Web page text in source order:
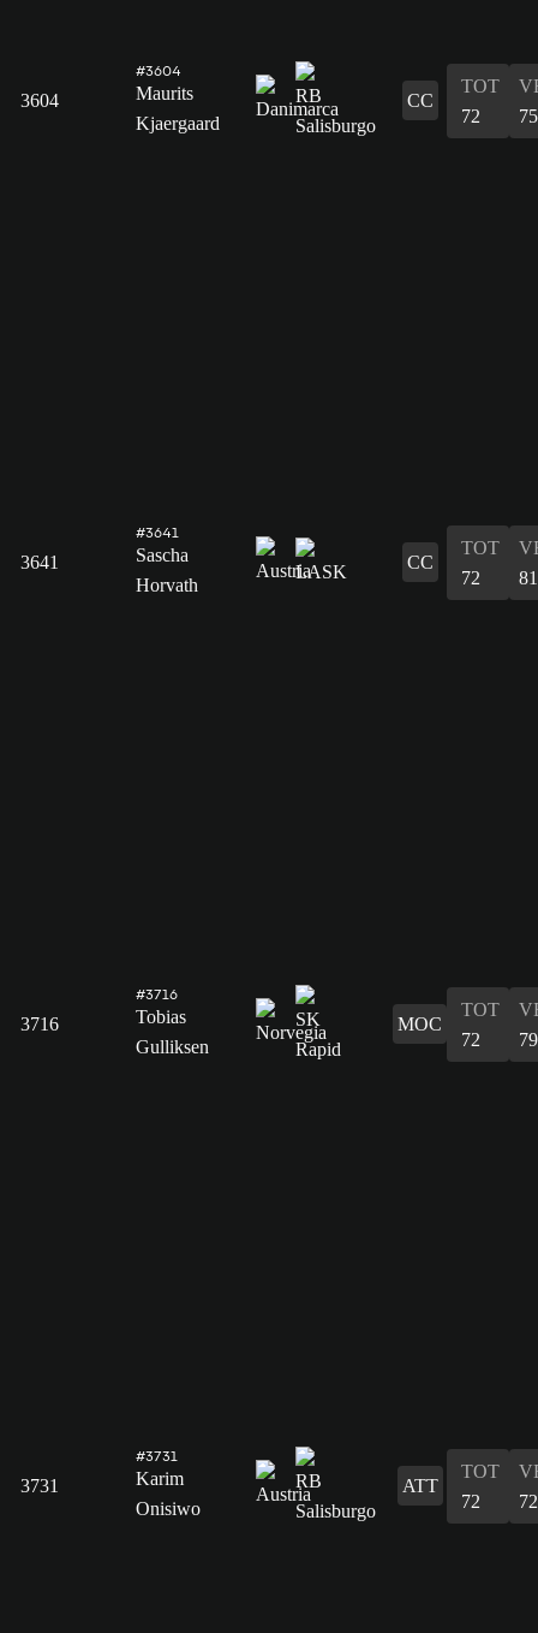
3604
#3604
Maurits
Kjaergaard
CC
TOT
72
75
3641
#3641
Sascha
Horvath
CC
TOT
72
81
3716
#3716
Tobias
Gulliksen
MOC
TOT
72
79
3731
#3731
Karim
Onisiwo
ATT
TOT
72
72